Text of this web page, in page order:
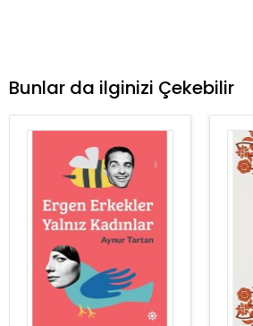
Bunlar da ilginizi Çekebilir